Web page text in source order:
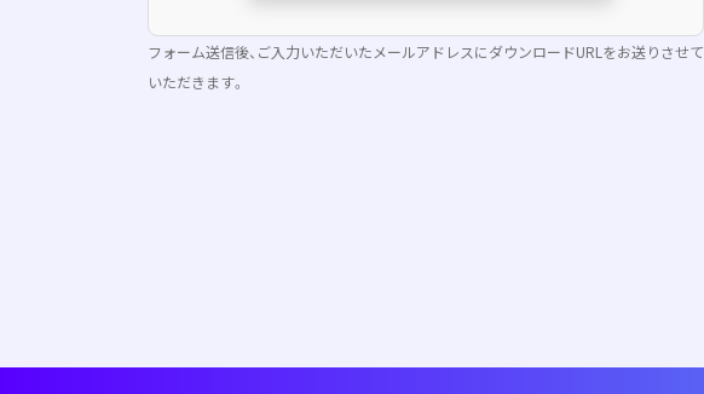
フォーム送信後、ご入力いただいたメールアドレスにダウンロードURLをお送りさせて
いただきます。